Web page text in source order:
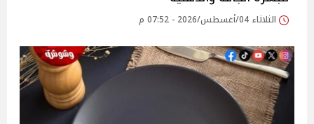
الثلاثاء 04/أغسطس/2026 - 07:52 م